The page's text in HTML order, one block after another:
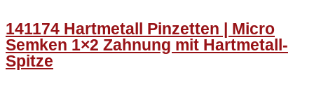
141174 Hartmetall Pinzetten | Micro
Semken 1×2 Zahnung mit Hartmetall-
Spitze